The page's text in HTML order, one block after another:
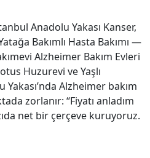
Anadolu Yakası Kanser,
Bakımlı Hasta Bakımı —
Alzheimer Bakım Evleri
Huzurevi ve Yaşlı
Alzheimer bakım
zorlanır: “Fiyatı anladım
net bir çerçeve kuruyoruz.